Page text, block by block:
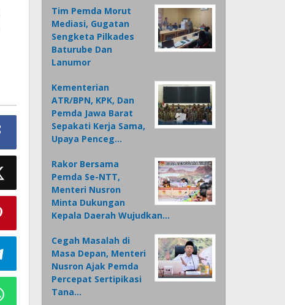
Tim Pemda Morut
Mediasi, Gugatan
Sengketa Pilkades
Baturube Dan
Lanumor
Kementerian
ATR/BPN, KPK, Dan
Pemda Jawa Barat
Sepakati Kerja Sama,
Upaya Penceg…
Rakor Bersama
Pemda Se-NTT,
Menteri Nusron
Minta Dukungan
Kepala Daerah Wujudkan…
Cegah Masalah di
Masa Depan, Menteri
Nusron Ajak Pemda
Percepat Sertipikasi
Tana…